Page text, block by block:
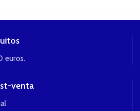
euros.
venta